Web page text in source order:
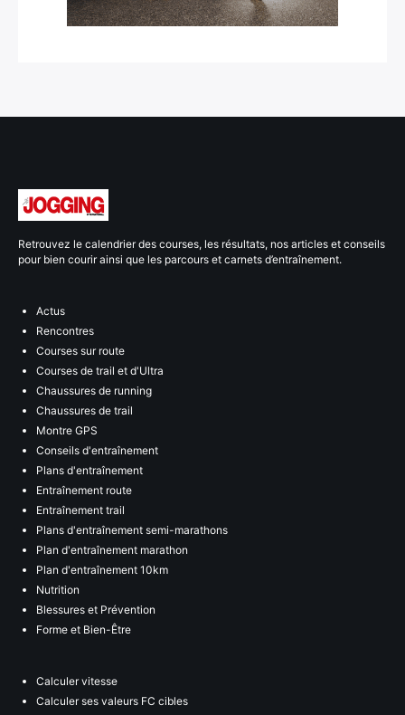
Retrouvez le calendrier des courses, les résultats, nos articles et conseils
pour bien courir ainsi que les parcours et carnets d’entraînement.
Actus
Rencontres
Courses sur route
Courses de trail et d'Ultra
Chaussures de running
Chaussures de trail
Montre GPS
Conseils d'entraînement
Plans d'entraînement
Entraînement route
Entraînement trail
Plans d'entraînement semi-marathons
Plan d'entraînement marathon
Plan d'entraînement 10km
Nutrition
Blessures et Prévention
Forme et Bien-Être
Calculer vitesse
Calculer ses valeurs FC cibles